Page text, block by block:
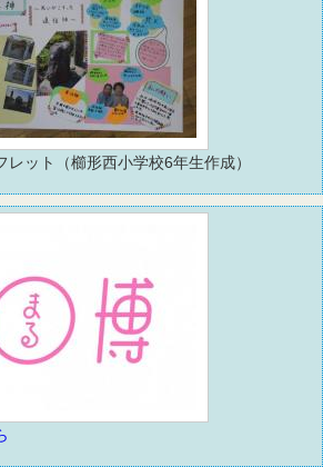
ット（櫛形西小学校6年生作成）